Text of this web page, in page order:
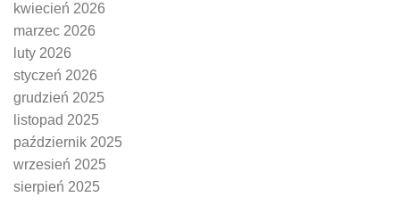
kwiecień 2026
marzec 2026
luty 2026
styczeń 2026
grudzień 2025
listopad 2025
październik 2025
wrzesień 2025
sierpień 2025